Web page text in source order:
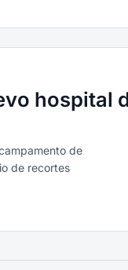
hospital
de
de recortes